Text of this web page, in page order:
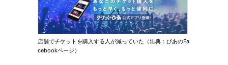
店舗でチケットを購入する人が減っていた（出典：ぴあのFa
cebookページ）